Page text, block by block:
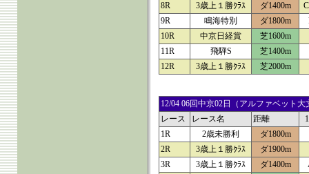
8R
3歳上１勝ｸﾗｽ ダ1400m
9R
鳴海特別 ダ1800m
10R
中京日経賞
芝1600m
11R
飛騨S
芝1400m
12R
3歳上１勝ｸﾗｽ 芝2000m
12/04 06回中京02日（アルファベット
レース
レース名 距離
1R
2歳未勝利
ダ1800m
2R
3歳上１勝ｸﾗｽ
ダ1900m
3R
3歳上１勝ｸﾗｽ ダ1400m